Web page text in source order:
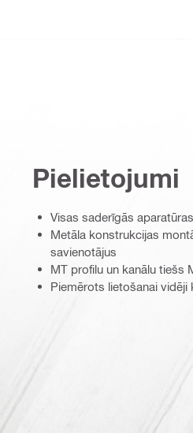
Pielietojumi
Visas saderīgās
Metāla konstrukcijas
savienotājus
MT profilu un kanālu tiešs
Piemērots lietošanai vidēji